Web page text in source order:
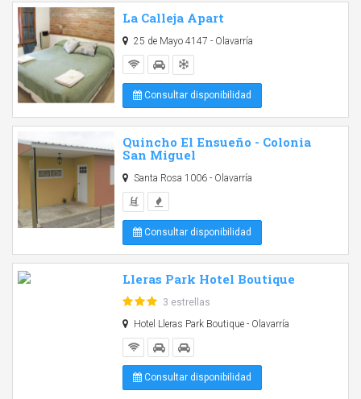
La Calleja Apart
25 de Mayo 4147 - Olavarría
Consultar disponibilidad
Quincho El Ensueño - Colonia
San Miguel
Santa Rosa 1006 - Olavarría
Consultar disponibilidad
Lleras Park Hotel Boutique
3 estrellas
Hotel Lleras Park Boutique - Olavarría
Consultar disponibilidad